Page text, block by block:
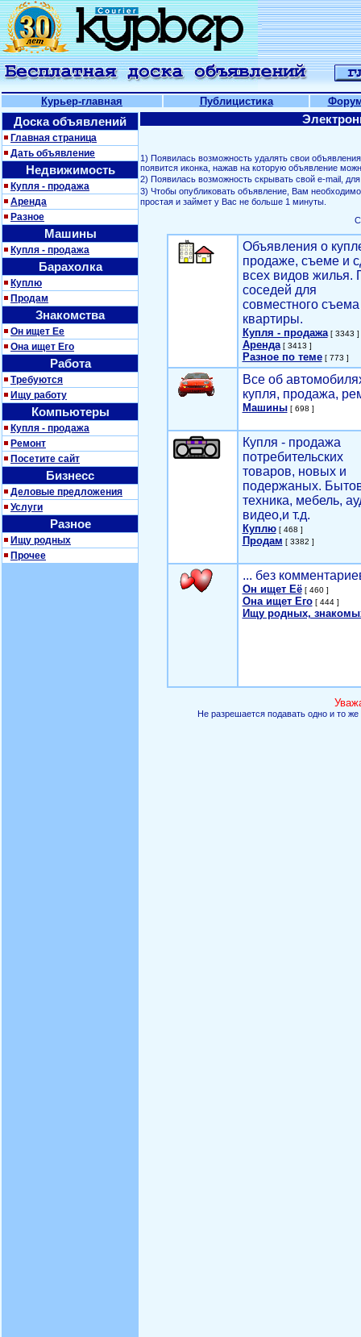
Курьер-главная Публицистика
Доска объявлений
Главная страница
Дать объявление
Недвижимость
Купля - продажа
Аренда
Разное
Машины
Купля - продажа
Барахолка
Куплю
Продам
Знакомства
Он ищет Ее
Она ищет Его
Работа
Требуются
Ищу работу
Компьютеры
Купля - продажа
Ремонт
Посетите сайт
Бизнесс
Деловые предложения
Услуги
Разное
Ищу родных
Прочее
1) Появилась возможность удалять свои
появится иконка, нажав на которую объявление
2) Появилась возможность скрывать свой е-mail,
3) Чтобы опубликовать объявление, Вам
простая и займет у Вас не больше 1 минуты.
Объявления о
продаже, съеме и
всех видов жилья.
соседей для
совместного съема
квартиры.
Купля - продажа[ 3343 ]
Аренда[ 3413 ]
Разное по теме[ 773 ]
Все об
купля, продажа,
Машины[ 698 ]
Купля - продажа
потребительских
товаров, новых и
подержаных.
техника, мебель,
видео,и т.д.
Куплю[ 468 ]
Продам [ 3382 ]
... без
Он ищет Её[ 460 ]
Она ищет Его[ 444 ]
Ищу родных,
Не разрешается подавать одно и то